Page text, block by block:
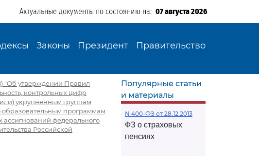
Актуальные документы по состоянию на: 07 августа 2026
Законы Президент Правительство
"Об утверждении Правил
контрольных цифр
укрупненным группам
образовательным программам
ассигнований федерального
Российской
Популярные статьи
и материалы
N 400-ФЗ от 28.12.2013
ФЗ о страховых
пенсиях